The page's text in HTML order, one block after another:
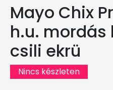
Mayo Chix
h.u.
csili ekrü
Nincs készleten